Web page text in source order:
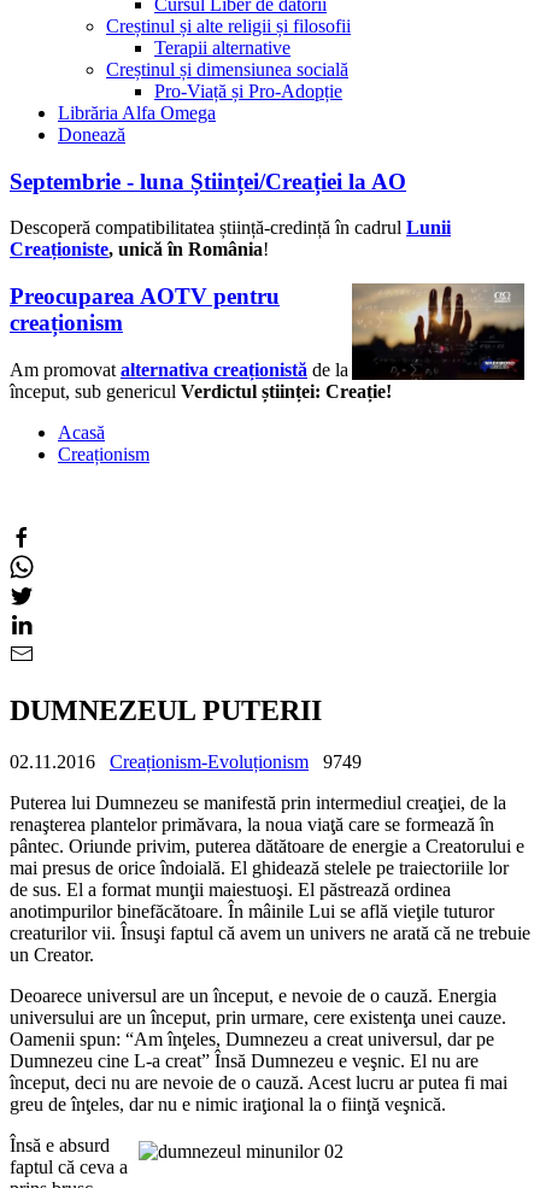
Cursul Liber de datorii
Creștinul și alte religii și filosofii
Terapii alternative
Creștinul și dimensiunea socială
Pro-Viață și Pro-Adopție
Librăria Alfa Omega
Donează
Septembrie - luna Științei/Creației la AO
Descoperă compatibilitatea știință-credință în cadrul Lunii
Creaționiste, unică în România!
Preocuparea AOTV pentru
creaționism
Am promovat alternativa creaționistă de la
început, sub genericul Verdictul științei: Creație!
Acasă
Creaționism
DUMNEZEUL PUTERII
02.11.2016 Creaționism-Evoluționism
9749
Puterea lui Dumnezeu se manifestă prin intermediul creaţiei, de la
renaşterea plantelor primăvara, la noua viaţă care se formează în
pântec. Oriunde privim, puterea dătătoare de energie a Creatorului e
mai presus de orice îndoială. El ghidează stelele pe traiectoriile lor
de sus. El a format munţii maiestuoşi. El păstrează ordinea
anotimpurilor binefăcătoare. În mâinile Lui se află vieţile tuturor
creaturilor vii. Însuşi faptul că avem un univers ne arată că ne trebuie
un Creator.
Deoarece universul are un început, e nevoie de o cauză. Energia
universului are un început, prin urmare, cere existenţa unei cauze.
Oamenii spun: “Am înţeles, Dumnezeu a creat universul, dar pe
Dumnezeu cine L-a creat” Însă Dumnezeu e veşnic. El nu are
început, deci nu are nevoie de o cauză. Acest lucru ar putea fi mai
greu de înţeles, dar nu e nimic iraţional la o fiinţă veşnică.
Însă e absurd
faptul că ceva a